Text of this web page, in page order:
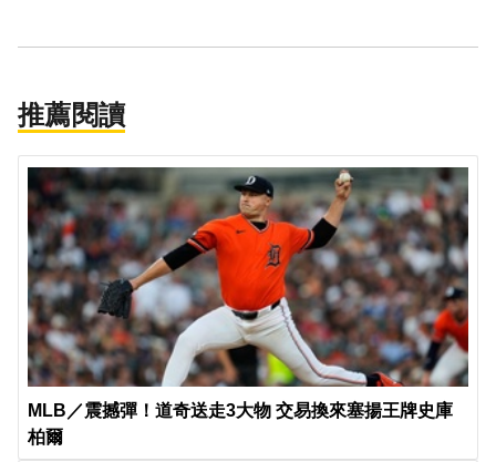
推薦閱讀
MLB／震撼彈！道奇送走3大物 交易換來塞揚王牌史庫
柏爾